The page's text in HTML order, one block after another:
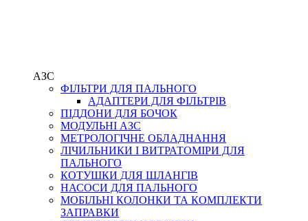
АЗС
ФІЛЬТРИ ДЛЯ ПАЛЬНОГО
АДАПТЕРИ ДЛЯ ФІЛЬТРІВ
ПІДДОНИ ДЛЯ БОЧОК
МОДУЛЬНІ АЗС
МЕТРОЛОГІЧНЕ ОБЛАДНАННЯ
ЛІЧИЛЬНИКИ І ВИТРАТОМІРИ ДЛЯ
ПАЛЬНОГО
КОТУШКИ ДЛЯ ШЛАНГІВ
НАСОСИ ДЛЯ ПАЛЬНОГО
МОБІЛЬНІ КОЛОНКИ ТА КОМПЛЕКТИ
ЗАПРАВКИ